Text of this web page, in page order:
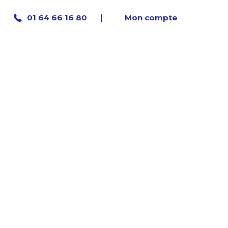
01 64 66 16 80 Mon compte